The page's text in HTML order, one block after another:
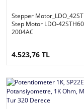
Stepper
Step Motor LDO-
2004AC
4.523,76 TL